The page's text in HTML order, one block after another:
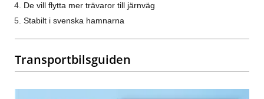
De vill flytta mer trävaror till järnväg
Stabilt i svenska hamnarna
Transportbilsguiden